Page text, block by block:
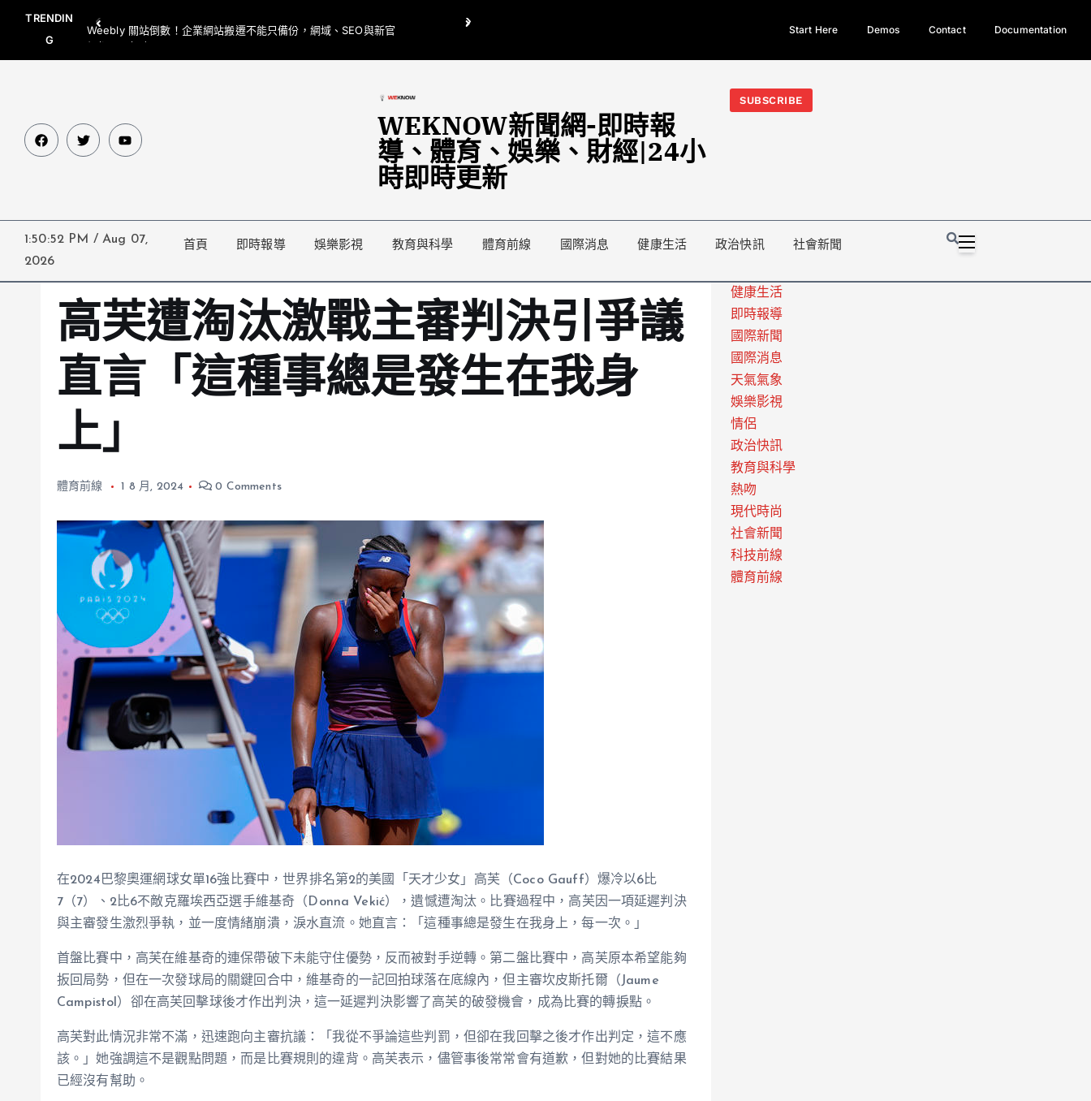
TRENDIN
G
Weebly 關站倒數！企業網站搬遷不能只備份，網域、SEO與新官
網都要一起處理
翁曉玲喊刪陸委會1295萬媒宣費惹議 梁文傑回「只能靠嘴巴」
今日熱門新聞TOP3｜西拉雅族正式成第17個原住民族、立院電競
光電場回
Start Here Demos Contact Documentation
WEKNOW新聞網-即時報
導、體育、娛樂、財經|24小
時即時更新
SUBSCRIBE
1:50:53 PM / Aug 07,
2026
首頁 即時報導 娛樂影視 教育與科學 體育前線 國際消息 健康生活 政治快訊 社會新聞
高芙遭淘汰激戰主審判決引爭議
直言「這種事總是發生在我身
上」
體育前線 1 8 月, 2024 0 Comments
在2024巴黎奧運網球女單16強比賽中，世界排名第2的美國「天才少女」高芙（Coco Gauff）爆冷以6比
7（7）、2比6不敵克羅埃西亞選手維基奇（Donna Vekić），遺憾遭淘汰。比賽過程中，高芙因一項延遲判決
與主審發生激烈爭執，並一度情緒崩潰，淚水直流。她直言：「這種事總是發生在我身上，每一次。」
首盤比賽中，高芙在維基奇的連保帶破下未能守住優勢，反而被對手逆轉。第二盤比賽中，高芙原本希望能夠
扳回局勢，但在一次發球局的關鍵回合中，維基奇的一記回拍球落在底線內，但主審坎皮斯托爾（Jaume
Campistol）卻在高芙回擊球後才作出判決，這一延遲判決影響了高芙的破發機會，成為比賽的轉捩點。
高芙對此情況非常不滿，迅速跑向主審抗議：「我從不爭論這些判罰，但卻在我回擊之後才作出判定，這不應
該。」她強調這不是觀點問題，而是比賽規則的違背。高芙表示，儘管事後常常會有道歉，但對她的比賽結果
已經沒有幫助。
健康生活
即時報導
國際新聞
國際消息
天氣氣象
娛樂影視
情侶
政治快訊
教育與科學
熱吻
現代時尚
社會新聞
科技前線
體育前線